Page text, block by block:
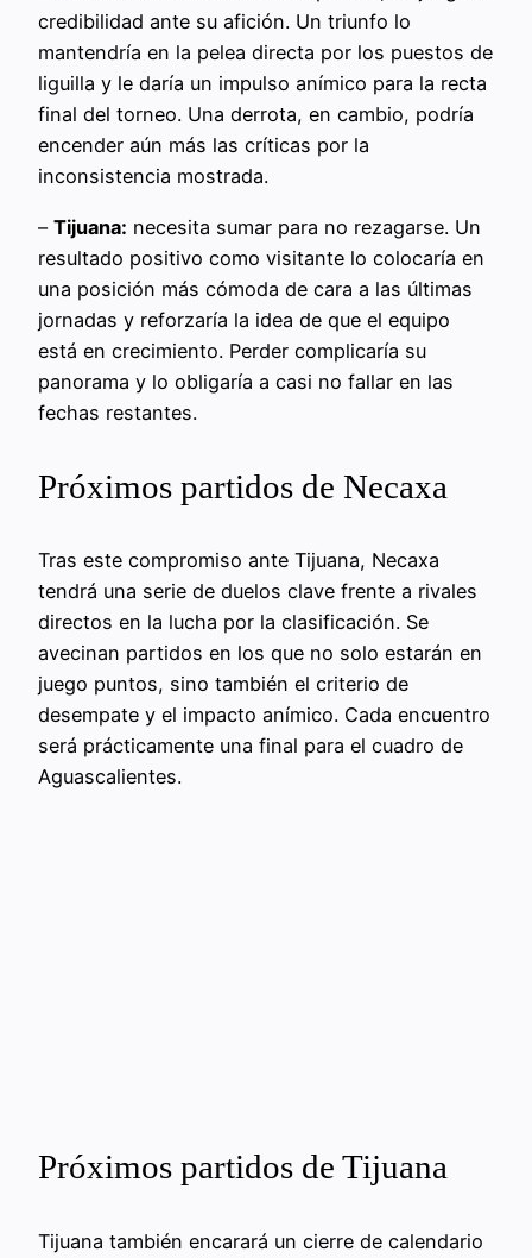
credibilidad ante su afición. Un triunfo lo
mantendría en la pelea directa por los puestos de
liguilla y le daría un impulso anímico para la recta
final del torneo. Una derrota, en cambio, podría
encender aún más las críticas por la
inconsistencia mostrada.
– Tijuana: necesita sumar para no rezagarse. Un
resultado positivo como visitante lo colocaría en
una posición más cómoda de cara a las últimas
jornadas y reforzaría la idea de que el equipo
está en crecimiento. Perder complicaría su
panorama y lo obligaría a casi no fallar en las
fechas restantes.
Próximos partidos de Necaxa
Tras este compromiso ante Tijuana, Necaxa
tendrá una serie de duelos clave frente a rivales
directos en la lucha por la clasificación. Se
avecinan partidos en los que no solo estarán en
juego puntos, sino también el criterio de
desempate y el impacto anímico. Cada encuentro
será prácticamente una final para el cuadro de
Aguascalientes.
Próximos partidos de Tijuana
Tijuana también encarará un cierre de calendario